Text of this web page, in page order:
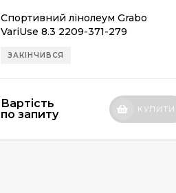
Спортивний лінолеум Grabo
VariUse 8.3 2209-371-279
ЗАКІНЧИВСЯ
Вартість
по запиту
КУПИТИ